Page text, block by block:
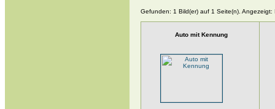
Gefunden: 1 Bild(er) auf 1 Seite(n). Angezeigt:
Auto mit Kennung